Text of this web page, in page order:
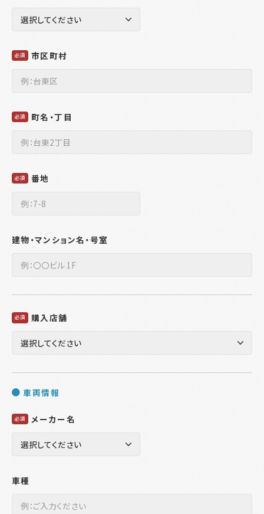
必須 市区町村
必須 町名・丁目
必須 番地
建物・マンション名・号室
必須 購入店舗
車両情報
必須 メーカー名
車種